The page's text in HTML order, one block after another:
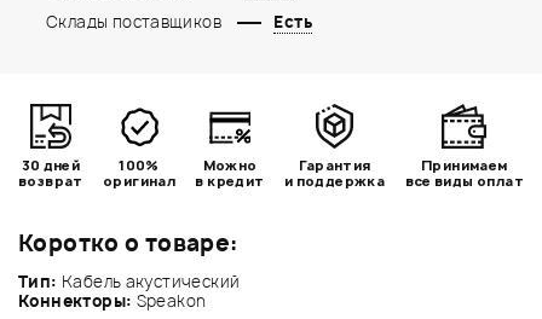
Коротко о товаре:
Тип: Кабель акустический
Коннекторы: Speakon
Склады поставщиков
Есть
30 дней
возврат
100%
оригинал
Можно
в кредит
Гарантия
и поддержка
Принимаем
все виды оплат